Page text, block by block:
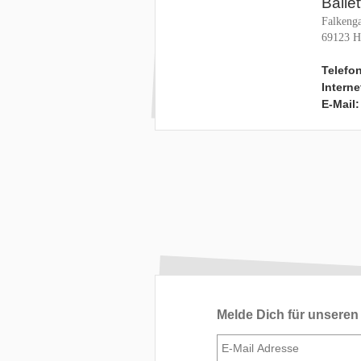
69123
E-Mail:
Melde Dich für